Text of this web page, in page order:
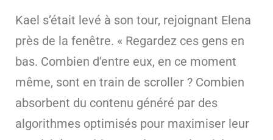
Kael s’était levé à son tour, rejoignant Elena
près de la fenêtre. « Regardez ces gens en
bas. Combien d’entre eux, en ce moment
même, sont en train de scroller ? Combien
absorbent du contenu généré par des
algorithmes optimisés pour maximiser leur